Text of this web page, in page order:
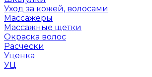
Уход за кожей, волосами
Массажеры
Массажные щетки
Окраска волос
Расчески
Уценка
УЦ